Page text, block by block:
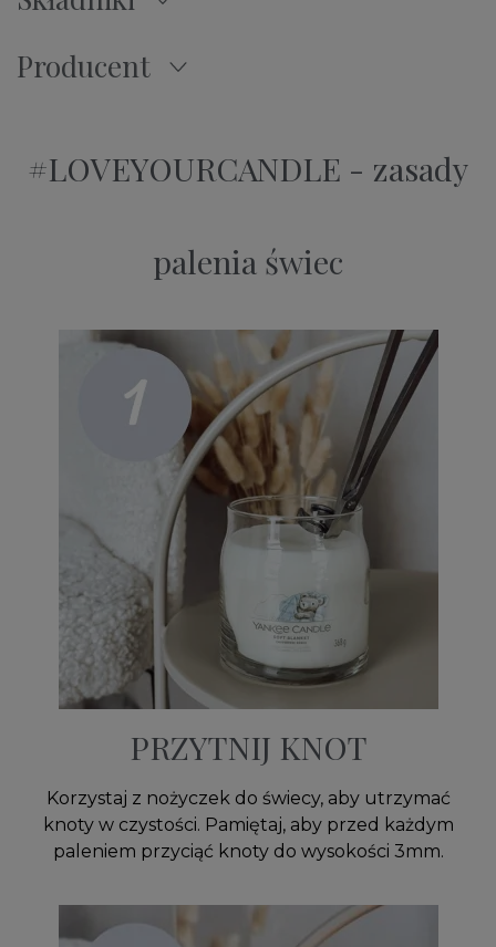
Producent
#LOVEYOURCANDLE - zasady
palenia świec
PRZYTNIJ KNOT
Korzystaj z nożyczek do świecy, aby utrzymać
knoty w czystości. Pamiętaj, aby przed każdym
paleniem przyciąć knoty do wysokości 3mm.